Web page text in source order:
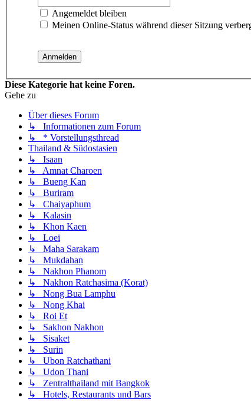
Angemeldet bleiben
Meinen Online-Status während dieser Sitzung
Diese Kategorie hat keine Foren.
Gehe zu
Über dieses Forum
↳ Informationen zum Forum
↳ * Vorstellungsthread
Thailand & Südostasien
↳ Isaan
↳ Amnat Charoen
↳ Bueng Kan
↳ Buriram
↳ Chaiyaphum
↳ Kalasin
↳ Khon Kaen
↳ Loei
↳ Maha Sarakam
↳ Mukdahan
↳ Nakhon Phanom
↳ Nakhon Ratchasima (Korat)
↳ Nong Bua Lamphu
↳ Nong Khai
↳ Roi Et
↳ Sakhon Nakhon
↳ Sisaket
↳ Surin
↳ Ubon Ratchathani
↳ Udon Thani
↳ Zentralthailand mit Bangkok
↳ Hotels, Restaurants und Bars